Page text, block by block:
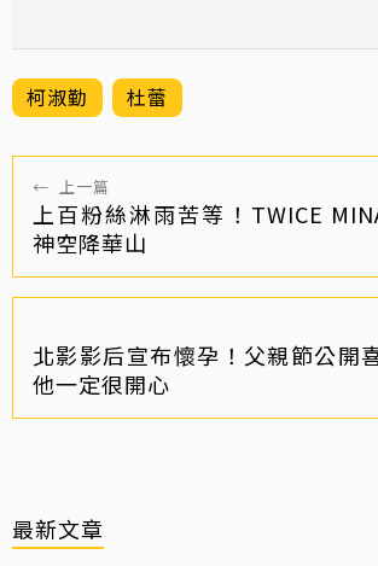
柯淑勤 杜蕾
← 上一篇
上百粉絲淋雨苦等！TWICE
神空降華山
北影影后宣布懷孕！父親節公開
他一定很開心
最新文章